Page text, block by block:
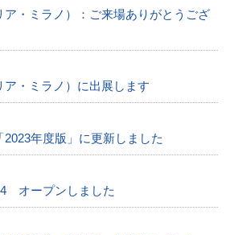
ア・ミラノ）：ご来場ありがとうござ
ア・ミラノ）に出展します
年度版」に更新しました
オープンしました